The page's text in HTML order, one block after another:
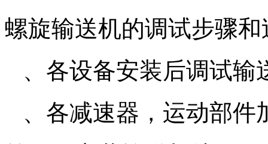
螺旋输送机的调试步骤和
、各设备安装后调试输
、各减速器，运动部件